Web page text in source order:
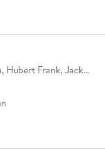
Hubert Frank, Jack